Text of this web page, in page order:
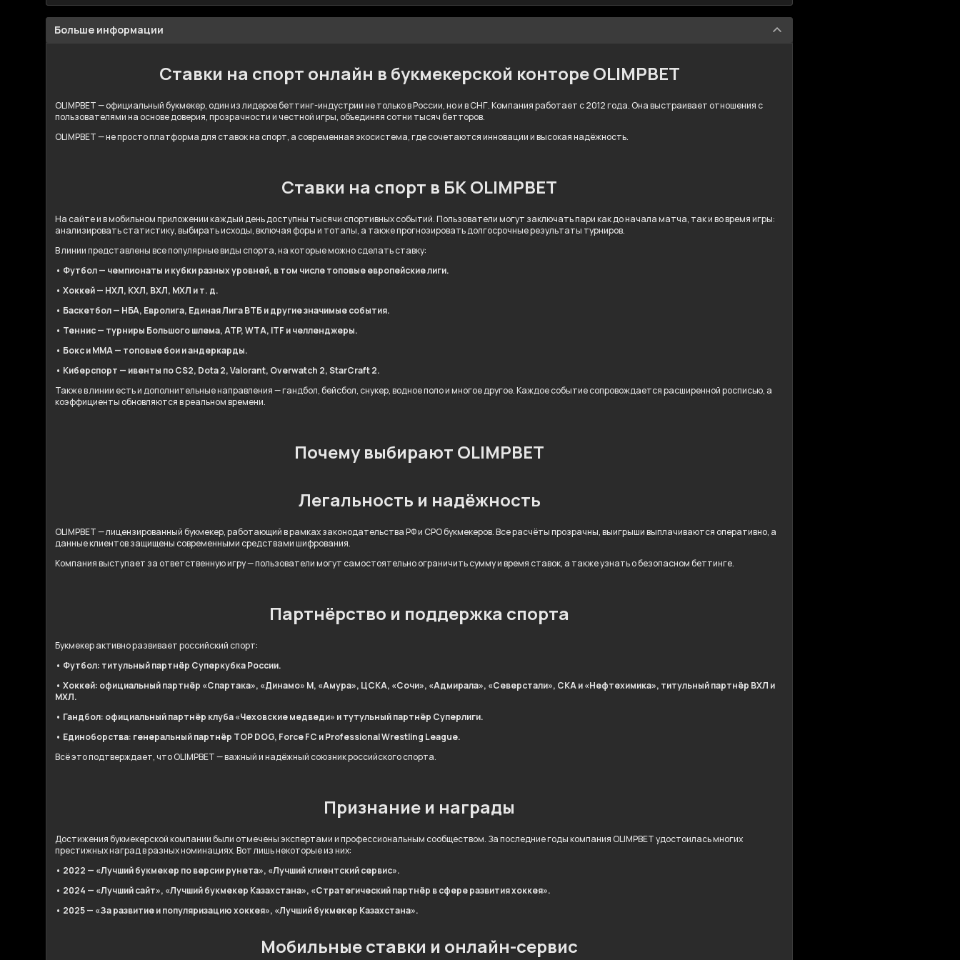
Больше информации
Ставки на спорт онлайн в букмекерской конторе OLIMPBET
OLIMPBET — официальный букмекер, один из лидеров беттинг-индустрии не только в России, но и в СНГ. Компания работает с 2012 года. Она выстраивает отношения с
пользователями на основе доверия, прозрачности и честной игры, объединяя сотни тысяч бетторов.
OLIMPBET — не просто платформа для ставок на спорт, а современная экосистема, где сочетаются инновации и высокая надёжность.
Ставки на спорт в БК OLIMPBET
На сайте и в мобильном приложении каждый день доступны тысячи спортивных событий. Пользователи могут заключать пари как до начала матча, так и во время игры:
анализировать статистику, выбирать исходы, включая форы и тоталы, а также прогнозировать долгосрочные результаты турниров.
В линии представлены все популярные виды спорта, на которые можно сделать ставку:
• Футбол — чемпионаты и кубки разных уровней, в том числе топовые европейские лиги.
• Хоккей — НХЛ, КХЛ, ВХЛ, МХЛ и т. д.
• Баскетбол — НБА, Евролига, Единая Лига ВТБ и другие значимые события.
• Теннис — турниры Большого шлема, ATP, WTA, ITF и челленджеры.
• Бокс и ММА — топовые бои и андеркарды.
• Киберспорт — ивенты по CS2, Dota 2, Valorant, Overwatch 2, StarCraft 2.
Также в линии есть и дополнительные направления — гандбол, бейсбол, снукер, водное поло и многое другое. Каждое событие сопровождается расширенной росписью, а
коэффициенты обновляются в реальном времени.
Почему выбирают OLIMPBET
Легальность и надёжность
OLIMPBET — лицензированный букмекер, работающий в рамках законодательства РФ и СРО букмекеров. Все расчёты прозрачны, выигрыши выплачиваются оперативно, а
данные клиентов защищены современными средствами шифрования.
Компания выступает за ответственную игру — пользователи могут самостоятельно ограничить сумму и время ставок, а также узнать о безопасном беттинге.
Партнёрство и поддержка спорта
Букмекер активно развивает российский спорт:
• Футбол: титульный партнёр Суперкубка России.
• Хоккей: официальный партнёр «Спартака», «Динамо» М, «Амура», ЦСКА, «Сочи», «Адмирала», «Северстали», СКА и «Нефтехимика», титульный партнёр ВХЛ и
МХЛ.
• Гандбол: официальный партнёр клуба «Чеховские медведи» и тутульный партнёр Суперлиги.
• Единоборства: генеральный партнёр TOP DOG, Force FC и Professional Wrestling League.
Всё это подтверждает, что OLIMPBET — важный и надёжный союзник российского спорта.
Признание и награды
Достижения букмекерской компании были отмечены экспертами и профессиональным сообществом. За последние годы компания OLIMPBET удостоилась многих
престижных наград в разных номинациях. Вот лишь некоторые из них:
• 2022 — «Лучший букмекер по версии рунета», «Лучший клиентский сервис».
• 2024 — «Лучший сайт», «Лучший букмекер Казахстана», «Стратегический партнёр в сфере развития хоккея».
• 2025 — «За развитие и популяризацию хоккея», «Лучший букмекер Казахстана».
Мобильные ставки и онлайн-сервис